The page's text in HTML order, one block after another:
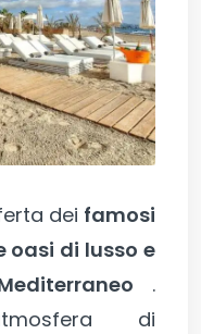
dei famosi
oasi di lusso e
.
di